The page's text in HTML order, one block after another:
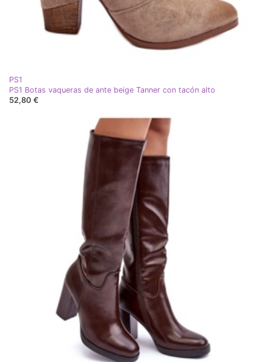
PS1
PS1 Botas vaqueras de ante beige Tanner con tacón alto
52,80 €